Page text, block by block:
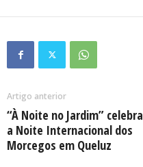
Artigo anterior
“À Noite no Jardim” celebra
a Noite Internacional dos
Morcegos em Queluz